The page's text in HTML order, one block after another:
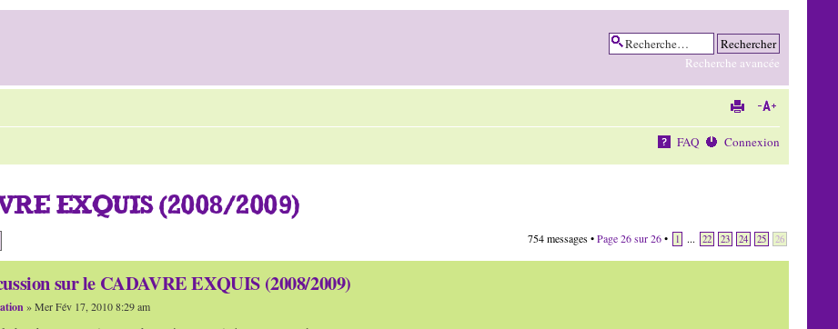
Recherche avancée
FAQ Connexion
EXQUIS (2008/2009)
754 messages •Page26sur26• 1 ... 22 23 24 25 26
sur le CADAVRE EXQUIS (2008/2009)
» Mer Fév 17, 2010 8:29 am